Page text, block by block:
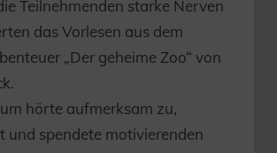
Teilnehmenden starke Nerven
das Vorlesen aus dem
„Der geheime Zoo“ von
hörte aufmerksam zu,
und spendete motivierenden